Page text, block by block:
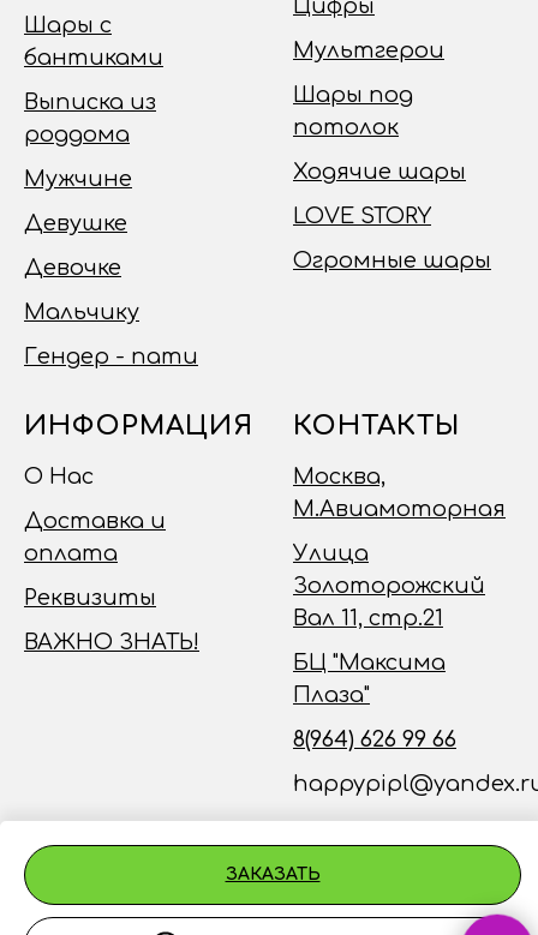
ЗАКАЗАТЬ
Шары с
бантиками
Выписка из
роддома
Мужчине
Девушке
Девочке
Мальчику
Гендер - пати
Цифры
Мультгерои
Шары под
потолок
Ходячие шары
LOVE STORY
Огромные шары
ИНФОРМАЦИЯ
О Нас
Доставка и
оплата
Реквизиты
ВАЖНО ЗНАТЬ!
КОНТАКТЫ
Москва,
М.Авиамоторная
Улица
Золоторожский
Вал 11, стр.21
БЦ "Максима
Плаза"
8(964) 626 99 66